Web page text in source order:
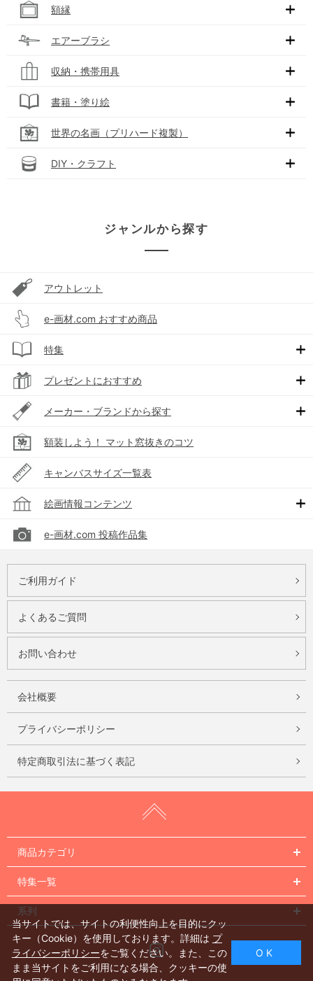
額縁
エアーブラシ
収納・携帯用具
書籍・塗り絵
世界の名画（プリハード複製）
DIY・クラフト
ジャンルから探す
アウトレット
e-画材.com おすすめ商品
特集
プレゼントにおすすめ
メーカー・ブランドから探す
額装しよう！ マット窓抜きのコツ
キャンバスサイズ一覧表
絵画情報コンテンツ
e-画材.com 投稿作品集
ご利用ガイド
よくあるご質問
お問い合わせ
会社概要
プライバシーポリシー
特定商取引法に基づく表記
商品カテゴリ
特集一覧
系列
Instagram
当サイトでは、サイトの利便性向上を目的にクッ
キー（Cookie）を使用しております。詳細は プ
ライバシーポリシーをご覧ください。また、この
まま当サイトをご利用になる場合、クッキーの使
O K